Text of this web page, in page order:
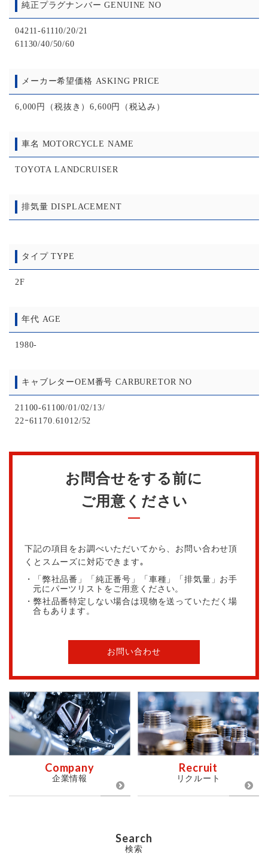
純正プラグナンバー GENUINE NO
04211-61110/20/21
61130/40/50/60
メーカー希望価格 ASKING PRICE
6,000円（税抜き）6,600円（税込み）
車名 MOTORCYCLE NAME
TOYOTA LANDCRUISER
排気量 DISPLACEMENT
タイプ TYPE
2F
年代 AGE
1980-
キャブレターOEM番号 CARBURETOR NO
21100-61100/01/02/13/
22ｰ61170.61012/52
お問合せをする前に
ご用意ください
下記の項目をお調べいただいてから、お問い合わせ頂
くとスムーズに対応できます｡
・「弊社品番」「純正番号」「車種」「排気量」お手
元にパーツリストをご用意ください。
・弊社品番特定しない場合は現物を送っていただく場
合もあります。
お問い合わせ
Company
企業情報
Recruit
リクルート
Search
検索